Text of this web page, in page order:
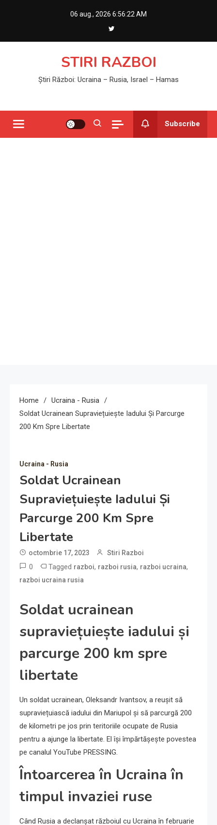
06 aug., 2026 6:56:23 AM
STIRI RAZBOI
Știri Război: Ucraina – Rusia, Israel – Hamas
Subscribe
Home
Ucraina - Rusia
Soldat Ucrainean Supraviețuiește Iadului Și Parcurge
200 Km Spre Libertate
Ucraina - Rusia
Soldat Ucrainean
Supraviețuiește Iadului Și
Parcurge 200 Km Spre
Libertate
octombrie 17, 2023 Stiri Razboi
0 Tagged razboi, razboi rusia, razboi ucraina,
razboi ucraina rusia
Soldat ucrainean
supraviețuiește iadului și
parcurge 200 km spre
libertate
Un soldat ucrainean, Oleksandr Ivantsov, a reușit să
supraviețuiască iadului din Mariupol și să parcurgă 200
de kilometri pe jos prin teritoriile ocupate de Rusia
pentru a ajunge la libertate. El își împărtășește povestea
pe canalul YouTube PRESSING.
Întoarcerea în Ucraina în
timpul invaziei ruse
Când Rusia a declanșat războiul cu Ucraina în februarie